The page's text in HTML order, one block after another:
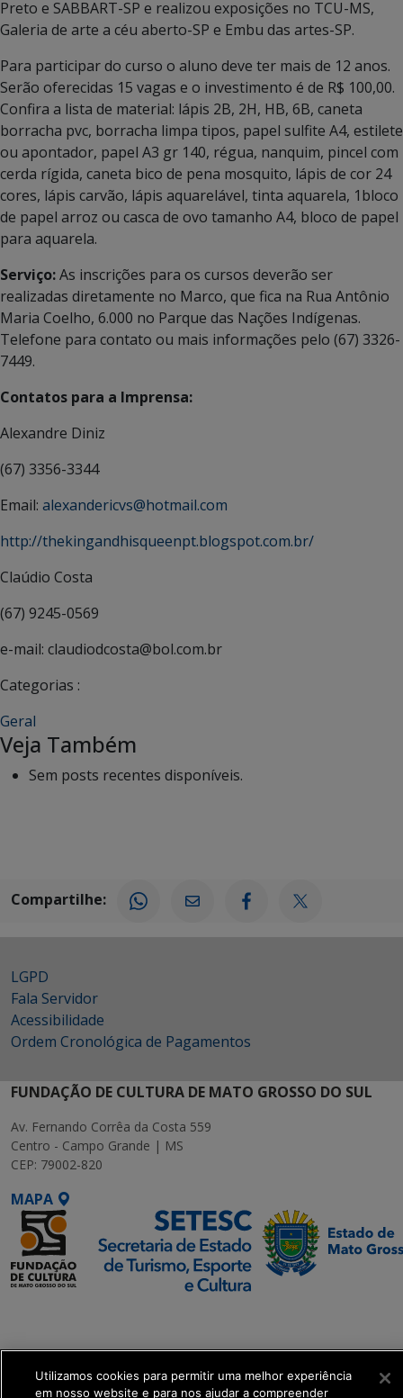
Preto e SABBART-SP e realizou exposições no TCU-MS,
Galeria de arte a céu aberto-SP e Embu das artes-SP.
Para participar do curso o aluno deve ter mais de 12 anos.
Serão oferecidas 15 vagas e o investimento é de R$ 100,00.
Confira a lista de material: lápis 2B, 2H, HB, 6B, caneta
borracha pvc, borracha limpa tipos, papel sulfite A4, estilete
ou apontador, papel A3 gr 140, régua, nanquim, pincel com
cerda rígida, caneta bico de pena mosquito, lápis de cor 24
cores, lápis carvão, lápis aquarelável, tinta aquarela, 1bloco
de papel arroz ou casca de ovo tamanho A4, bloco de papel
para aquarela.
Serviço:As inscrições para os cursos deverão ser
realizadas diretamente no Marco, que fica na Rua Antônio
Maria Coelho, 6.000 no Parque das Nações Indígenas.
Telefone para contato ou mais informações pelo (67) 3326-
7449.
Contatos para a Imprensa:
Alexandre Diniz
(67) 3356-3344
Email: alexandericvs@hotmail.com
http://thekingandhisqueenpt.blogspot.com.br/
Claúdio Costa
(67) 9245-0569
e-mail: claudiodcosta@bol.com.br
Categorias :
Geral
Veja Também
Sem posts recentes disponíveis.
Compartilhe:
LGPD
Fala Servidor
Acessibilidade
Ordem Cronológica de Pagamentos
FUNDAÇÃO DE CULTURA DE MATO GROSSO DO SUL
Av. Fernando Corrêa da Costa 559
Centro - Campo Grande | MS
CEP: 79002-820
MAPA
Transformação Digital
Utilizamos cookies para permitir uma melhor experiência
em nosso website e para nos ajudar a compreender